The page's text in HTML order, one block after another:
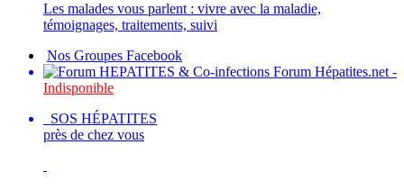
Les malades vous parlent : vivre avec la maladie,
témoignages, traitements, suivi
Nos Groupes Facebook
Forum Hépatites.net -
Indisponible
SOS HÉPATITES
près de chez vous